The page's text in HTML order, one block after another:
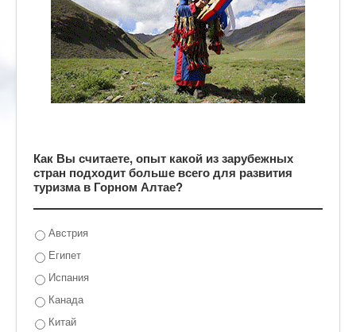
Как Вы считаете, опыт какой из зарубежных
стран подходит больше всего для развития
туризма в Горном Алтае?
Австрия
Египет
Испания
Канада
Китай